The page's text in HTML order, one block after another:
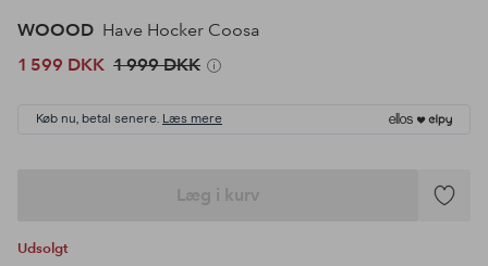
WOOOD Have Hocker Coosa
1 599 DKK 1 999 DKK
Køb nu, betal senere. Læs mere
Læg i kurv
Tilføj
Udsolgt